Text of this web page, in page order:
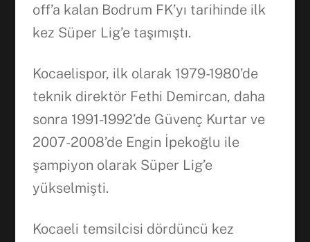
off’a kalan Bodrum FK’yı tarihinde ilk
kez Süper Lig’e taşımıştı.
Kocaelispor, ilk olarak 1979-1980’de
teknik direktör Fethi Demircan, daha
sonra 1991-1992’de Güvenç Kurtar ve
2007-2008’de Engin İpekoğlu ile
şampiyon olarak Süper Lig’e
yükselmişti.
Kocaeli temsilcisi dördüncü kez